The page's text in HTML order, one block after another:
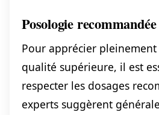
Posologie recommandée
Pour apprécier pleinement
qualité supérieure, il est
respecter les dosages
experts suggèrent